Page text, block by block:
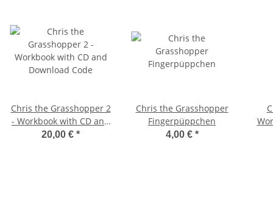
Chris the Grasshopper 2
- Workbook with CD and
Download Code
20,00 € *
Chris the Grasshopper
Fingerpüppchen
4,00 € *